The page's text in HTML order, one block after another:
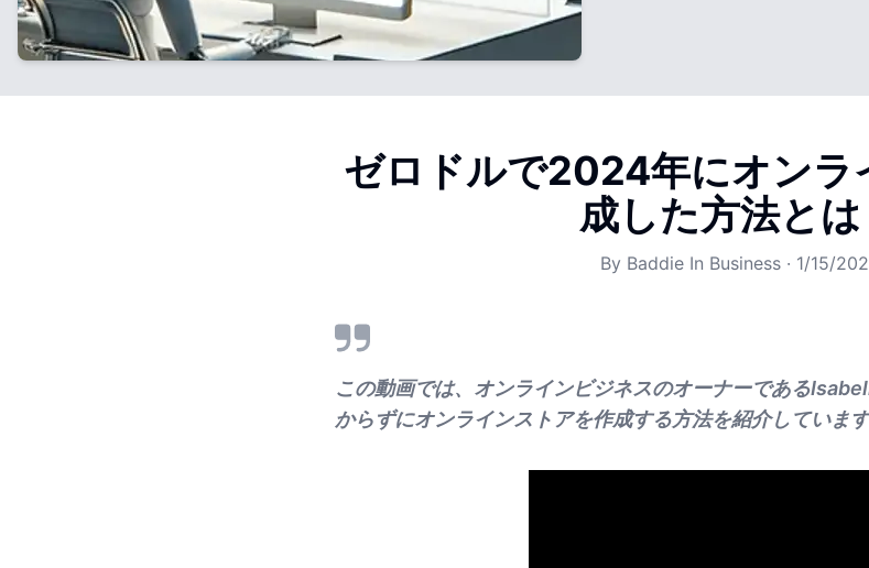
ゼロドルで2024年にオンラ
成した方法とは
By Baddie In Business · 1/15/
この動画では、オンラインビジネスのオーナーである
からずにオンラインストアを作成する方法を紹介しています